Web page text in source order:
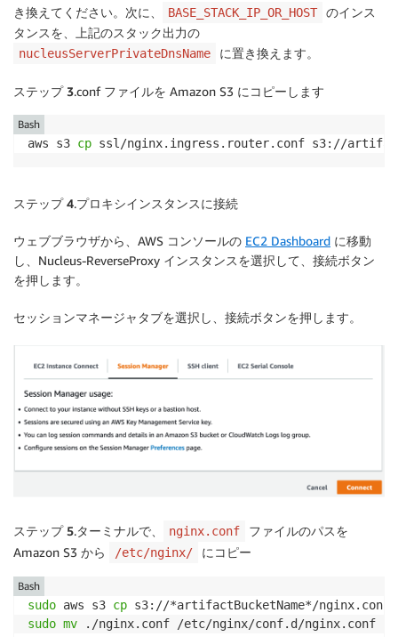
き換えてください。次に、
BASE_STACK_IP_OR_HOST
のインス
タンスを、上記のスタック出力の
nucleusServerPrivateDnsName に置き換えます。
ステップ 3.conf ファイルを Amazon S3 にコピーします
aws s3 cp ssl/nginx.ingress.router.conf s3://
Bash
ステップ 4.プロキシインスタンスに接続
ウェブブラウザから、AWS コンソールの EC2 Dashboard に移動
し、Nucleus-ReverseProxy インスタンスを選択して、接続ボタン
を押します。
セッションマネージャ タブを選択し、 接続ボタンを押します。
ステップ 5.ターミナルで、 nginx.conf
ファイルのパスを
Amazon S3 から
/etc/nginx/ にコピー
sudo aws s3 cp
sudo mv ./nginx.conf /etc/nginx/conf.d/nginx.conf
Bash